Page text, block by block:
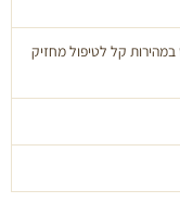
קל לטיפול מחזיק